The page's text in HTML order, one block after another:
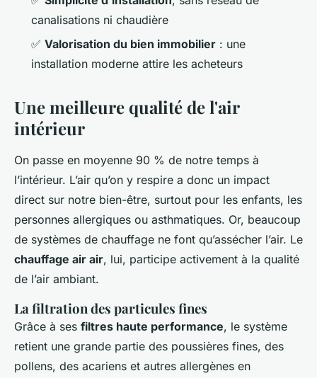
canalisations ni chaudière
✅ Valorisation du bien immobilier : une
installation moderne attire les acheteurs
Une meilleure qualité de l'air
intérieur
On passe en moyenne 90 % de notre temps à
l’intérieur. L’air qu’on y respire a donc un impact
direct sur notre bien-être, surtout pour les enfants, les
personnes allergiques ou asthmatiques. Or, beaucoup
de systèmes de chauffage ne font qu’assécher l’air. Le
chauffage air air, lui, participe activement à la qualité
de l’air ambiant.
La filtration des particules fines
Grâce à ses filtres haute performance, le système
retient une grande partie des poussières fines, des
pollens, des acariens et autres allergènes en